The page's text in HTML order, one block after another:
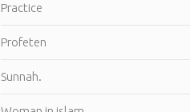
Practice
Profeten
Sunnah.